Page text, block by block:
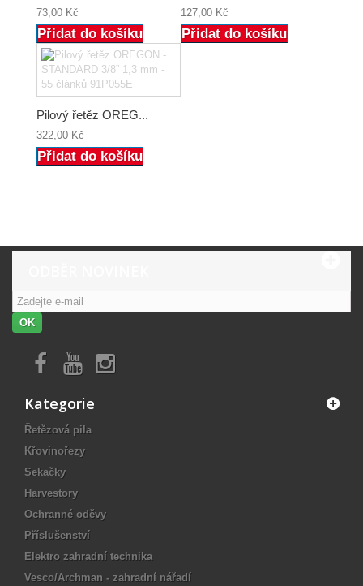
73,00 Kč
Přidat do košíku
127,00 Kč
Přidat do košíku
Pilový řetěz OREG...
322,00 Kč
Přidat do košíku
OK
Kategorie
Řetězová pila
Křovinořezy
Sekačky
Harvestory
Ochranné oděvy
Příslušenství
Elektro zahradní technika
Vesco/Archman - zahradní nářadí